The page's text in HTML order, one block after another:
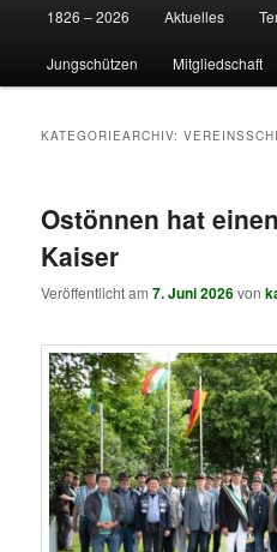
Zum
primären
Zum
sekundären
1826 – 2026 Aktuelles
Jungschützen Mitgliedschaft
KATEGORIEARCHIV:
Ostönnen hat
Kaiser
Veröffentlicht am7. Juni 2026von